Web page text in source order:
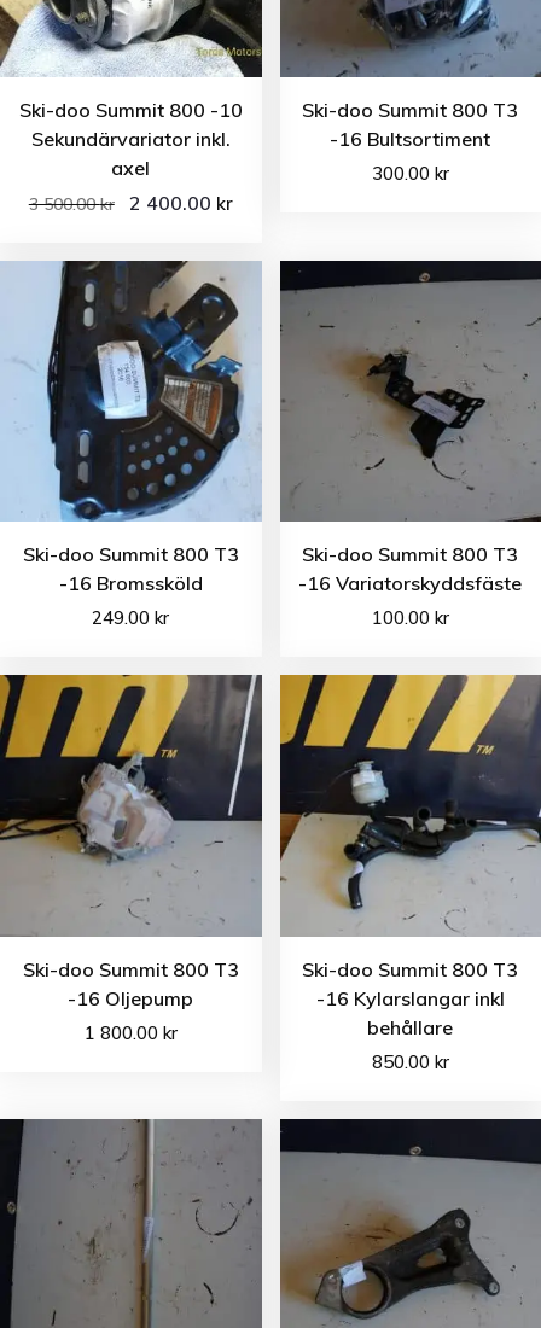
Ski-doo Summit 800 -10
Sekundärvariator inkl.
axel
3 500.00kr 2 400.00 kr
Ski-doo Summit 800 T3
-16 Bultsortiment
300.00 kr
Ski-doo Summit 800 T3
-16 Bromssköld
249.00kr
Ski-doo Summit 800 T3
-16 Variatorskyddsfäste
100.00 kr
Ski-doo Summit 800 T3
-16 Oljepump
1 800.00 kr
Ski-doo Summit 800 T3
-16 Kylarslangar inkl
behållare
850.00 kr